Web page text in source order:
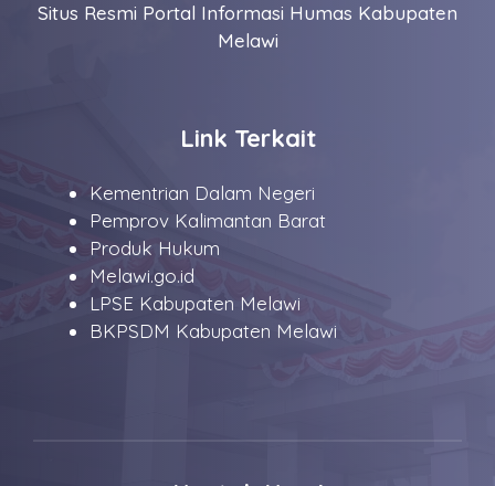
Situs Resmi Portal Informasi Humas Kabupaten
Melawi
Link Terkait
Kementrian Dalam Negeri
Pemprov Kalimantan Barat
Produk Hukum
Melawi.go.id
LPSE Kabupaten Melawi
BKPSDM Kabupaten Melawi